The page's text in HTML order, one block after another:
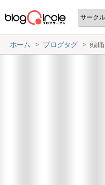
ホーム ブログタグ 頭痛